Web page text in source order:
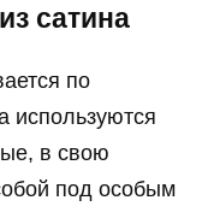
сатина
по
используются
в свою
под особым